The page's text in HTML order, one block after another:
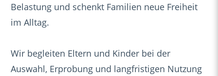
Belastung und schenkt Familien neue Freiheit
im Alltag.
Wir begleiten Eltern und Kinder bei der
Auswahl, Erprobung und langfristigen Nutzung